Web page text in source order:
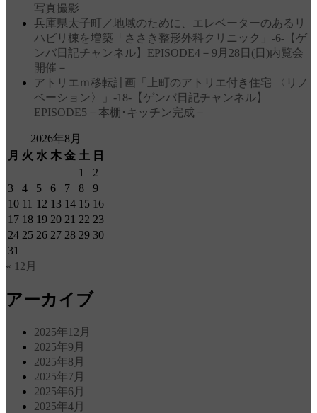
写真撮影
兵庫県太子町／地域のために、エレベーターのあるリ
ハビリ棟を増築「ささき整形外科クリニック」‐6‐【ゲ
ンバ日記チャンネル】EPISODE4－9月28日(日)内覧会
開催－
アトリエｍ移転計画「上町のアトリエ付き住宅 〈リノ
ベーション〉」‐18‐【ゲンバ日記チャンネル】
EPISODE5－本棚･キッチン完成－
2026年8月
月 火 水 木 金 土 日
1
2
3
4 5 6 7 8
9
10 11 12 13 14 15 16
17 18 19 20 21 22 23
24 25 26 27 28 29 30
31
« 12月
アーカイブ
2025年12月
2025年9月
2025年8月
2025年7月
2025年6月
2025年4月